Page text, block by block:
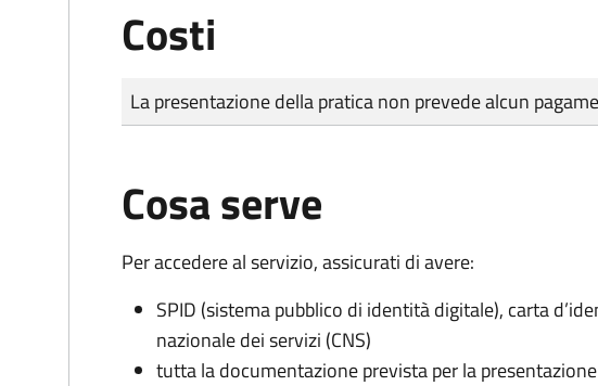
Costi
Tipo di pagamento
Importo
La presentazione della pratica non prevede alcun
Cosa serve
Per accedere al servizio, assicurati di avere:
SPID (sistema pubblico di identità digitale), carta
nazionale dei servizi (CNS)
tutta la documentazione prevista per la